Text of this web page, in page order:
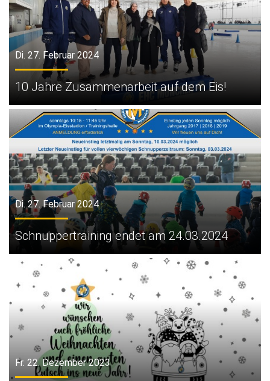
Di. 27. Februar 2024
10 Jahre Zusammenarbeit auf dem Eis!
Di. 27. Februar 2024
Schnuppertraining endet am 24.03.2024
Fr. 22. Dezember 2023